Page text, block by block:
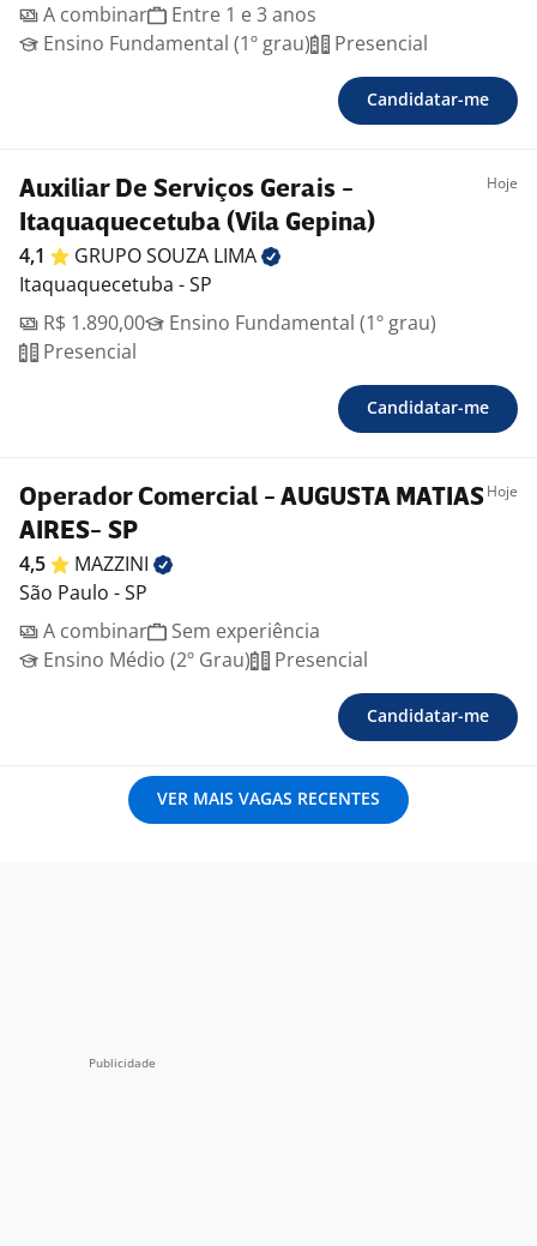
A combinar
Entre 1 e 3 anos
Ensino Fundamental (1º grau)
Presencial
Candidatar-me
Auxiliar De Serviços Gerais -
Itaquaquecetuba (Vila Gepina)
Hoje
4,1 GRUPO SOUZA LIMA
Itaquaquecetuba - SP
R$ 1.890,00
Ensino Fundamental (1º grau)
Presencial
Candidatar-me
Operador Comercial - AUGUSTA MATIAS
AIRES- SP
Hoje
4,5
MAZZINI
São Paulo - SP
A combinar
Sem experiência
Ensino Médio (2º Grau)
Presencial
Candidatar-me
VER MAIS VAGAS RECENTES